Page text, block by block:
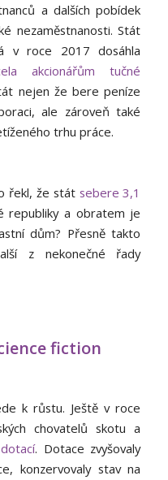
a dalších pobídek
nezaměstnanosti. Stát
v roce 2017 dosáhla
akcionářům tučné
nejen že bere peníze
ale zároveň také
trhu práce.
řekl, že stát sebere 3,1
republiky a obratem je
dům? Přesně takto
z nekonečné řady
fiction
k růstu. Ještě v roce
chovatelů skotu a
. Dotace zvyšovaly
konzervovaly stav na